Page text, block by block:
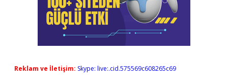
Reklam ve İletişim: Skype: live:.cid.575569c608265c69